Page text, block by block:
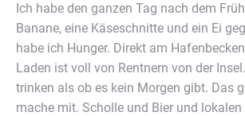
Ich habe den ganzen Tag nach dem
Banane, eine Käseschnitte und ein Ei
habe ich Hunger. Direkt am
Laden ist voll von Rentnern von der
trinken als ob es kein Morgen gibt. Das
mache mit. Scholle und Bier und lokalen